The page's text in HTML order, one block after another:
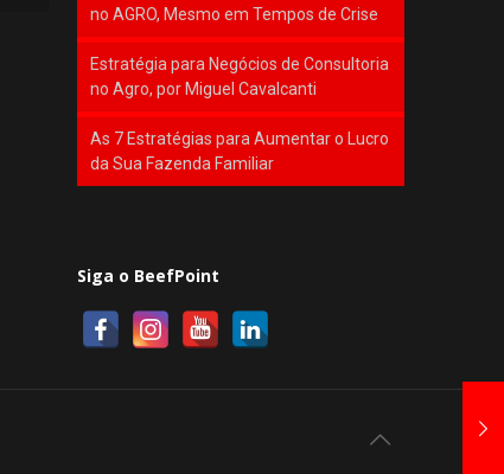
no AGRO, Mesmo em Tempos de Crise
Estratégia para Negócios de Consultoria
no Agro, por Miguel Cavalcanti
As 7 Estratégias para Aumentar o Lucro
da Sua Fazenda Familiar
Siga o BeefPoint